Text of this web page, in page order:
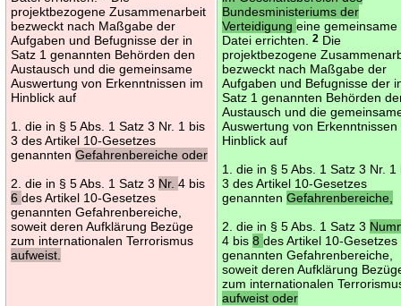
projektbezogene Zusammenarbeit
bezweckt nach Maßgabe der
Aufgaben und Befugnisse der in
Satz 1 genannten Behörden den
Austausch und die gemeinsame
Auswertung von Erkenntnissen im
Hinblick auf
1. die in § 5 Abs. 1 Satz 3 Nr. 1 bis
3 des Artikel 10-Gesetzes
genanntenGefahrenbereiche oder
2. die in § 5 Abs. 1 Satz 3 Nr.4 bis
6des Artikel 10-Gesetzes
genannten Gefahrenbereiche,
soweit deren Aufklärung Bezüge
zum internationalen Terrorismus
aufweist.
Bundesministeriums der
Verteidigungeine gemeinsame
Datei errichten.2 Die
projektbezogene
bezweckt nach Maßgabe der
Aufgaben und Befugnisse der
Satz 1 genannten Behörden
Austausch und die
Auswertung von Erkenntnissen
Hinblick auf
1. die in § 5 Abs. 1 Satz 3 Nr. 1
3 des Artikel 10-Gesetzes
genanntenGefahrenbereiche,
2. die in § 5 Abs. 1 Satz 3
4 bis8des Artikel 10-Gesetzes
genannten Gefahrenbereiche,
soweit deren Aufklärung
zum internationalen
aufweist oder